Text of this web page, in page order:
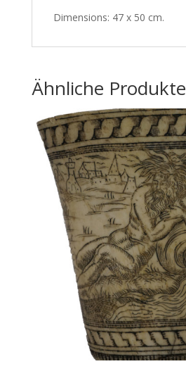
Dimensions: 47 x 50 cm.
Ähnliche Produkte